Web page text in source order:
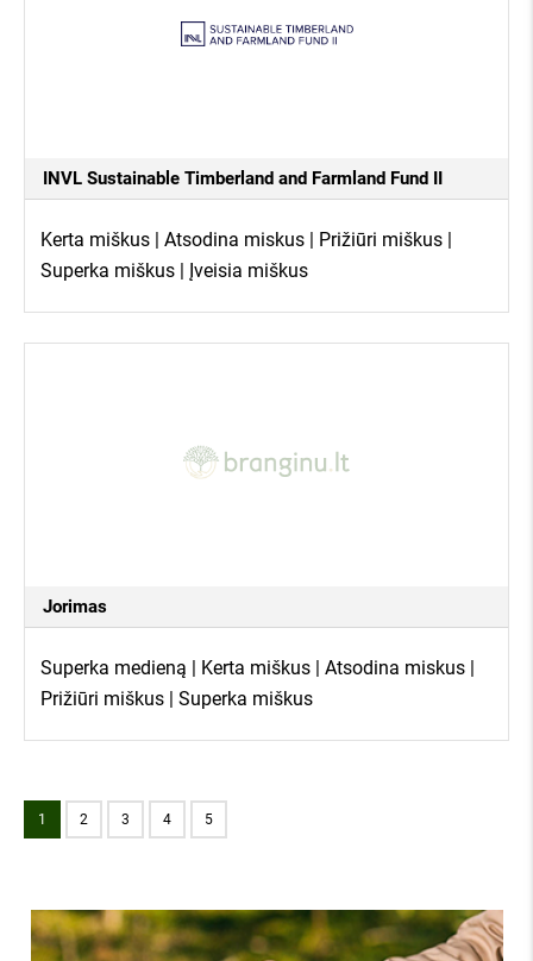
INVL Sustainable Timberland and Farmland Fund II
Kerta miškus | Atsodina miskus | Prižiūri miškus |
Superka miškus | Įveisia miškus
Jorimas
Superka medieną | Kerta miškus | Atsodina miskus |
Prižiūri miškus | Superka miškus
1 2 3 4 5